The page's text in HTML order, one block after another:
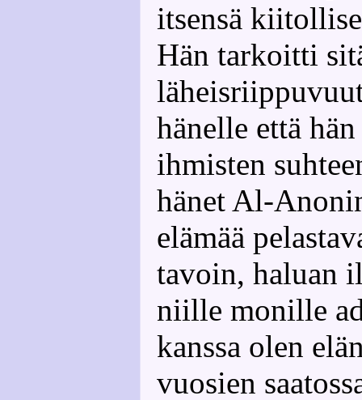
itsensä
Hän tarkoitti
hänelle että
ihmisten
hänet Al-
elämää
tavoin, haluan
niille monille
kanssa olen
vuosien